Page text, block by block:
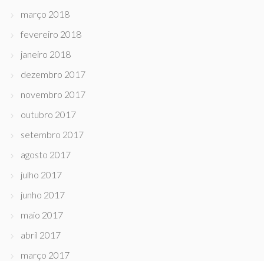
março 2018
fevereiro 2018
janeiro 2018
dezembro 2017
novembro 2017
outubro 2017
setembro 2017
agosto 2017
julho 2017
junho 2017
maio 2017
abril 2017
março 2017